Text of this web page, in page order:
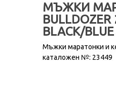
МЪЖКИ
BLACK/
Мъжки маратонки и
каталожен №: 23449